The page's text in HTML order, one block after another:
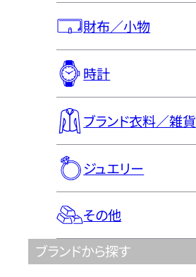
財布／小物
時計
ブランド衣料／雑貨
ジュエリー
その他
ブランドから探す